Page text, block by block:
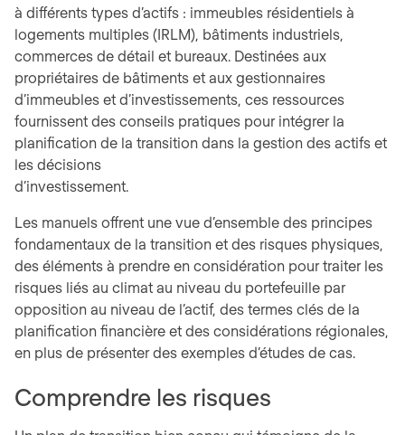
à différents types d’actifs : immeubles résidentiels à
logements multiples (IRLM), bâtiments industriels,
commerces de détail et bureaux. Destinées aux
propriétaires de bâtiments et aux gestionnaires
d’immeubles et d’investissements, ces ressources
fournissent des conseils pratiques pour intégrer la
planification de la transition dans la gestion des actifs et
les décisions
d’investissement.
Les manuels offrent une vue d’ensemble des principes
fondamentaux de la transition et des risques physiques,
des éléments à prendre en considération pour traiter les
risques liés au climat au niveau du portefeuille par
opposition au niveau de l’actif, des termes clés de la
planification financière et des considérations régionales,
en plus de présenter des exemples d’études de cas.
Comprendre les risques